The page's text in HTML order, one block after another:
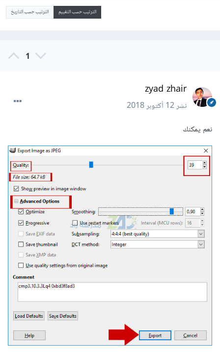
الترتيب حسب التقييم الترتيب حسب التاريخ
1
zyad zhair
نشر12 أكتوبر 2018
نعم يمكنك